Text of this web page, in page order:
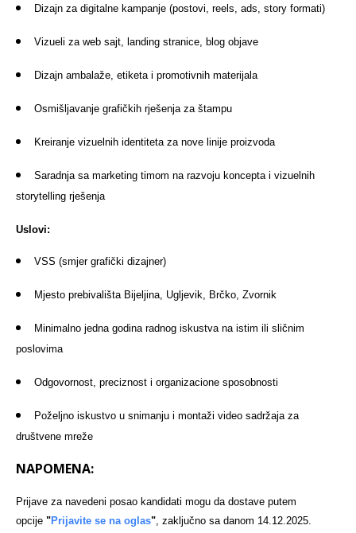
Dizajn za digitalne kampanje (postovi, reels, ads, story formati)
Vizueli za web sajt, landing stranice, blog objave
Dizajn ambalaže, etiketa i promotivnih materijala
Osmišljavanje grafičkih rješenja za štampu
Kreiranje vizuelnih identiteta za nove linije proizvoda
Saradnja sa marketing timom na razvoju koncepta i vizuelnih
storytelling rješenja
Uslovi:
VSS (smjer grafički dizajner)
Mjesto prebivališta Bijeljina, Ugljevik, Brčko, Zvornik
Minimalno jedna godina radnog iskustva na istim ili sličnim
poslovima
Odgovornost, preciznost i organizacione sposobnosti
Poželjno iskustvo u snimanju i montaži video sadržaja za
društvene mreže
NAPOMENA:
Prijave za navedeni posao kandidati mogu da dostave putem
opcije "Prijavite se na oglas", zaključno sa danom 14.12.2025.